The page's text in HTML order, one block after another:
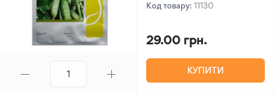
Код товару: 11130
29.00 грн.
КУПИТИ